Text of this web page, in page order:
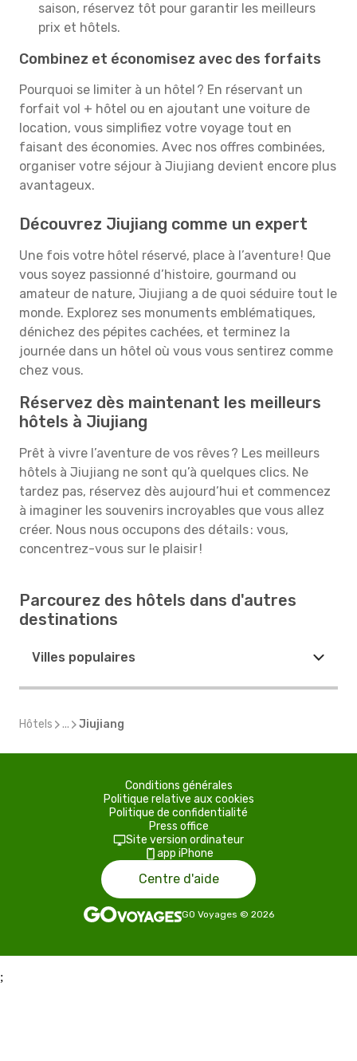
saison, réservez tôt pour garantir les meilleurs
prix et hôtels.
Combinez et économisez avec des forfaits
Pourquoi se limiter à un hôtel ? En réservant un
forfait vol + hôtel ou en ajoutant une voiture de
location, vous simplifiez votre voyage tout en
faisant des économies. Avec nos offres combinées,
organiser votre séjour à Jiujiang devient encore plus
avantageux.
Découvrez Jiujiang comme un expert
Une fois votre hôtel réservé, place à l’aventure ! Que
vous soyez passionné d’histoire, gourmand ou
amateur de nature, Jiujiang a de quoi séduire tout le
monde. Explorez ses monuments emblématiques,
dénichez des pépites cachées, et terminez la
journée dans un hôtel où vous vous sentirez comme
chez vous.
Réservez dès maintenant les meilleurs
hôtels à Jiujiang
Prêt à vivre l’aventure de vos rêves ? Les meilleurs
hôtels à Jiujiang ne sont qu’à quelques clics. Ne
tardez pas, réservez dès aujourd’hui et commencez
à imaginer les souvenirs incroyables que vous allez
créer. Nous nous occupons des détails : vous,
concentrez-vous sur le plaisir !
Parcourez des hôtels dans d'autres
destinations
Villes populaires
Hôtels ... Jiujiang
Conditions générales
Politique relative aux cookies
Politique de confidentialité
Press office
Site version ordinateur
app iPhone
Centre d'aide
GO Voyages © 2026
;